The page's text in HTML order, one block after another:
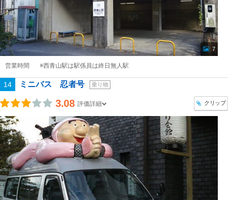
7
営業時間 ※西青山駅は駅係員は終日無人駅
14 ミニバス 忍者号 乗り物
3.08 評価詳細 クリップ